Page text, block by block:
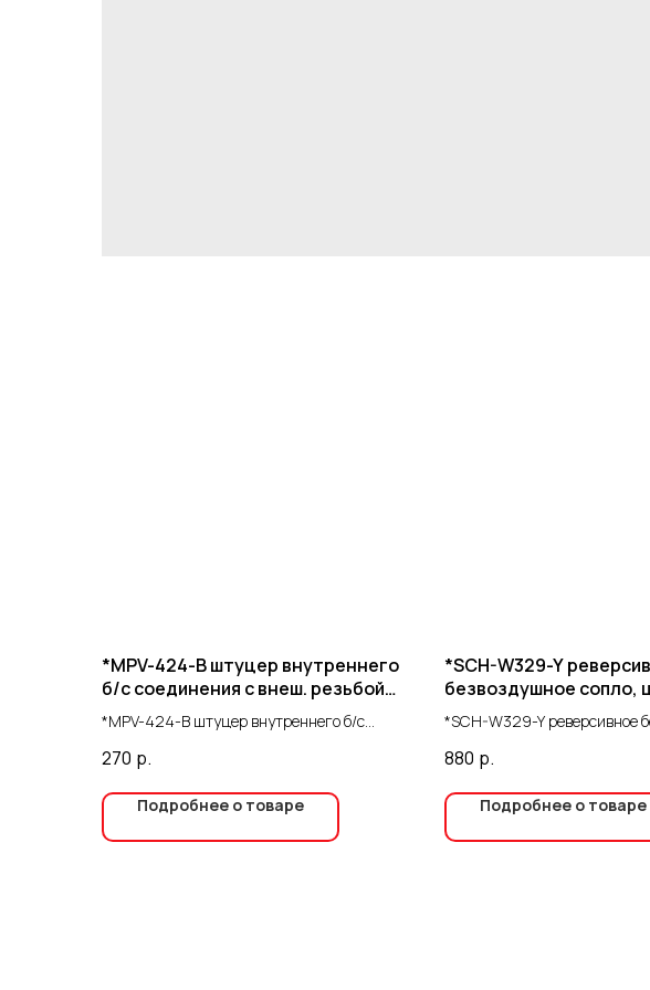
*MPV-424-B штуцер внутреннего
б/с соединения с внеш. резьбой
1/4"
*MPV-424-B штуцер внутреннего б/с
270 р.
Подробнее о товаре
*SCH-W329-Y
безвоздушное сопло,
желтый
*SCH-W329-Y реверсивное
880 р.
Подробнее о товаре